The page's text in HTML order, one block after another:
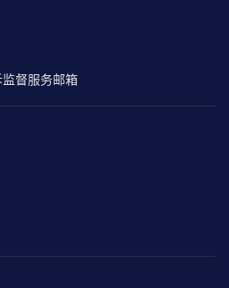
督服务邮箱